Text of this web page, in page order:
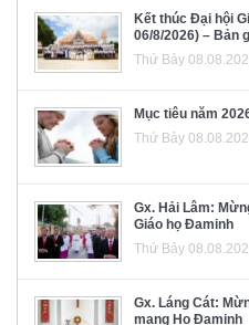
Kết thúc Đại hội
06/8/2026) – Bản
Thứ Bảy
Mục tiêu năm
Thứ Bảy
Gx. Hải Lâm:
Giáo họ Đaminh
Thứ Bảy
Gx. Láng Cát:
mạng Họ Đaminh